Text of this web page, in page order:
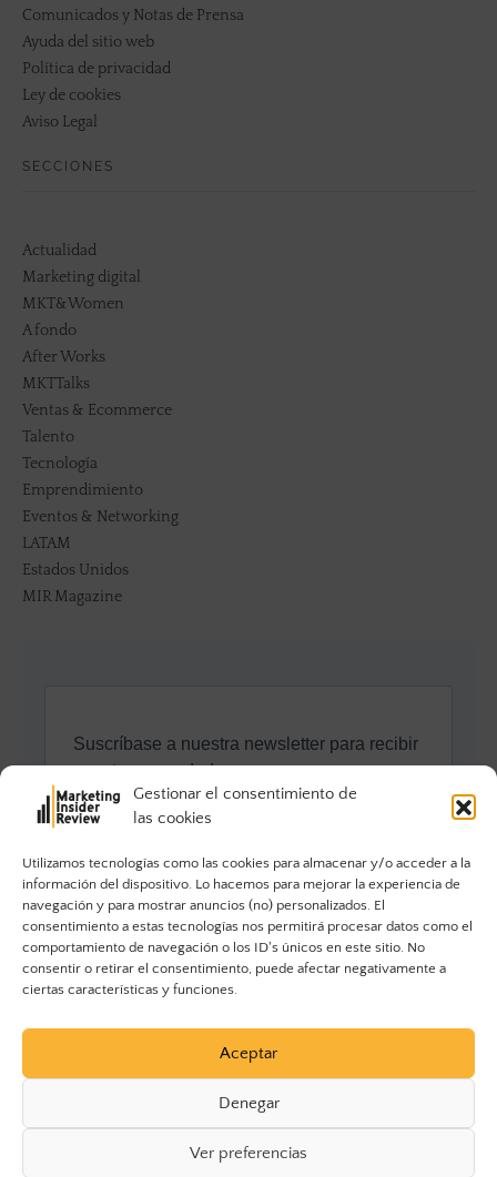
Gestionar el consentimiento de
las cookies
Utilizamos tecnologías como las cookies para almacenar y/o acceder a la
información del dispositivo. Lo hacemos para mejorar la experiencia de
navegación y para mostrar anuncios (no) personalizados. El
consentimiento a estas tecnologías nos permitirá procesar datos como el
comportamiento de navegación o los ID's únicos en este sitio. No
consentir o retirar el consentimiento, puede afectar negativamente a
ciertas características y funciones.
Aceptar
Denegar
Ver preferencias
Comunicados y Notas de Prensa
Ayuda del sitio web
Política de privacidad
Ley de cookies
Aviso Legal
SECCIONES
Actualidad
Marketing digital
MKT&Women
A fondo
After Works
MKTTalks
Ventas & Ecommerce
Talento
Tecnología
Emprendimiento
Eventos & Networking
LATAM
Estados Unidos
MIR Magazine